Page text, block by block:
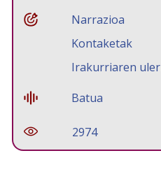
Narrazioa
Kontaketak
Irakurriaren
Batua
2974